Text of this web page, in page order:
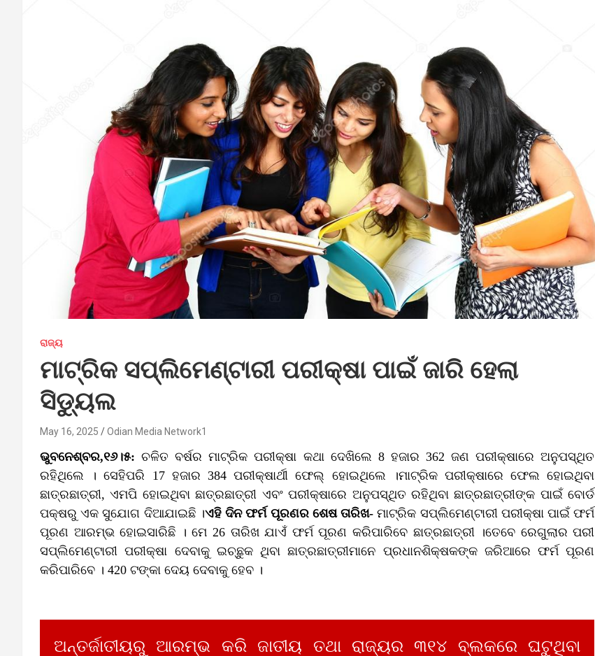
ରାଜ୍ୟ
ମାଟ୍ରିକ ସପ୍ଲିମେଣ୍ଟାରୀ ପରୀକ୍ଷା ପାଇଁ ଜାରି ହେଲା
ସିଡ୍ୟୁଲ
May 16, 2025 Odian Media Network1
ଭୁବନେଶ୍ବର,୧୬।୫: ଚଳିତ ବର୍ଷର ମାଟ୍ରିକ ପରୀକ୍ଷା କଥା ଦେଖିଲେ 8 ହଜାର 362 ଜଣ ପରୀକ୍ଷାରେ ଅନୁପସ୍ଥିତ
ରହିଥିଲେ । ସେହିପରି 17 ହଜାର 384 ପରୀକ୍ଷାର୍ଥୀ ଫେଲ୍ ହୋଇଥିଲେ ।ମାଟ୍ରିକ ପରୀକ୍ଷାରେ ଫେଲ ହୋଇଥିବା
ଛାତ୍ରଛାତ୍ରୀ, ଏମପି ହୋଇଥିବା ଛାତ୍ରଛାତ୍ରୀ ଏବଂ ପରୀକ୍ଷାରେ ଅନୁପସ୍ଥିତ ରହିଥିବା ଛାତ୍ରଛାତ୍ରୀଙ୍କ ପାଇଁ ବୋର୍ଡ
ପକ୍ଷରୁ ଏକ ସୁଯୋଗ ଦିଆଯାଇଛି ।ଏହି ଦିନ ଫର୍ମ ପୂରଣର ଶେଷ ତାରିଖ- ମାଟ୍ରିକ ସପ୍ଲିମେଣ୍ଟାରୀ ପରୀକ୍ଷା ପାଇଁ ଫର୍ମ
ପୂରଣ ଆରମ୍ଭ ହୋଇସାରିଛି । ମେ 26 ତାରିଖ ଯାଏଁ ଫର୍ମ ପୂରଣ କରିପାରିବେ ଛାତ୍ରଛାତ୍ରୀ ।ତେବେ ରେଗୁଲାର ପରୀ
ସପ୍ଲିମେଣ୍ଟାରୀ ପରୀକ୍ଷା ଦେବାକୁ ଇଚ୍ଛୁକ ଥିବା ଛାତ୍ରଛାତ୍ରୀମାନେ ପ୍ରଧାନଶିକ୍ଷକଙ୍କ ଜରିଆରେ ଫର୍ମ ପୂରଣ
କରିପାରିବେ । 420 ଟଙ୍କା ଦେୟ ଦେବାକୁ ହେବ ।
ଅନ୍ତର୍ଜାତୀୟରୁ ଆରମ୍ଭ କରି ଜାତୀୟ ତଥା ରାଜ୍ୟର ୩୧୪ ବ୍ଲକରେ ଘଟୁଥିବା